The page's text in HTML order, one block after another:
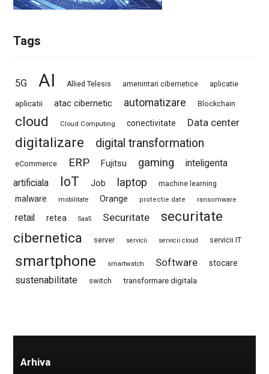
Tags
5G AI Allied Telesis amenintari cibernetice aplicatie
aplicatii atac cibernetic automatizare Blockchain
cloud Cloud Computing conectivitate Data center
digitalizare digital transformation
eCommerce ERP Fujitsu gaming
inteligenta
artificiala
IoT Job laptop machine learning
malware mobilitate Orange protectie date ransomware
retail retea SaaS Securitate
securitate
cibernetica
server servicii servicii cloud servicii IT
smartphone smartwatch Software stocare
sustenabilitate switch transformare digitala
Arhiva